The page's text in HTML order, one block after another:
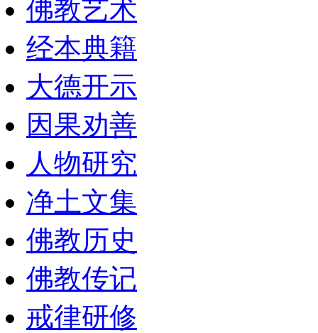
佛教艺术
经本典籍
大德开示
因果劝善
人物研究
净土文集
佛教历史
佛教传记
戒律研修